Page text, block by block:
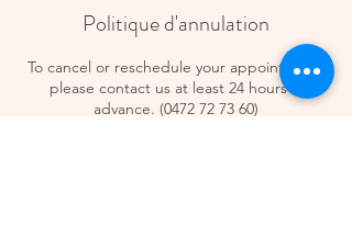
Politique d'annulation
To cancel or reschedule your appointment,
please contact us at least 24 hours in
advance. (0472 72 73 60)